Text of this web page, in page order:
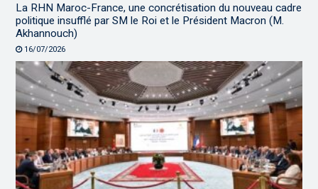
La RHN Maroc-France, une concrétisation du nouveau cadre
politique insufflé par SM le Roi et le Président Macron (M.
Akhannouch)
16/07/2026